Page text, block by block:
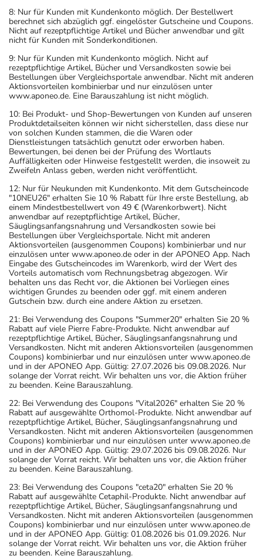
8: Nur für Kunden mit Kundenkonto möglich. Der Bestellwert
berechnet sich abzüglich ggf. eingelöster Gutscheine und Coupons.
Nicht auf rezeptpflichtige Artikel und Bücher anwendbar und gilt
nicht für Kunden mit Sonderkonditionen.
9: Nur für Kunden mit Kundenkonto möglich. Nicht auf
rezeptpflichtige Artikel, Bücher und Versandkosten sowie bei
Bestellungen über Vergleichsportale anwendbar. Nicht mit anderen
Aktionsvorteilen kombinierbar und nur einzulösen unter
www.aponeo.de. Eine Barauszahlung ist nicht möglich.
10: Bei Produkt- und Shop-Bewertungen von Kunden auf unseren
Produktdetailseiten können wir nicht sicherstellen, dass diese nur
von solchen Kunden stammen, die die Waren oder
Dienstleistungen tatsächlich genutzt oder erworben haben.
Bewertungen, bei denen bei der Prüfung des Wortlauts
Auffälligkeiten oder Hinweise festgestellt werden, die insoweit zu
Zweifeln Anlass geben, werden nicht veröffentlicht.
12: Nur für Neukunden mit Kundenkonto. Mit dem Gutscheincode
"10NEU26" erhalten Sie 10 % Rabatt für Ihre erste Bestellung, ab
einem Mindestbestellwert von 49 € (Warenkorbwert). Nicht
anwendbar auf rezeptpflichtige Artikel, Bücher,
Säuglingsanfangsnahrung und Versandkosten sowie bei
Bestellungen über Vergleichsportale. Nicht mit anderen
Aktionsvorteilen (ausgenommen Coupons) kombinierbar und nur
einzulösen unter www.aponeo.de oder in der APONEO App. Nach
Eingabe des Gutscheincodes im Warenkorb, wird der Wert des
Vorteils automatisch vom Rechnungsbetrag abgezogen. Wir
behalten uns das Recht vor, die Aktionen bei Vorliegen eines
wichtigen Grundes zu beenden oder ggf. mit einem anderen
Gutschein bzw. durch eine andere Aktion zu ersetzen.
21: Bei Verwendung des Coupons "Summer20" erhalten Sie 20 %
Rabatt auf viele Pierre Fabre-Produkte. Nicht anwendbar auf
rezeptpflichtige Artikel, Bücher, Säuglingsanfangsnahrung und
Versandkosten. Nicht mit anderen Aktionsvorteilen (ausgenommen
Coupons) kombinierbar und nur einzulösen unter www.aponeo.de
und in der APONEO App. Gültig: 27.07.2026 bis 09.08.2026. Nur
solange der Vorrat reicht. Wir behalten uns vor, die Aktion früher
zu beenden. Keine Barauszahlung.
22: Bei Verwendung des Coupons "Vital2026" erhalten Sie 20 %
Rabatt auf ausgewählte Orthomol-Produkte. Nicht anwendbar auf
rezeptpflichtige Artikel, Bücher, Säuglingsanfangsnahrung und
Versandkosten. Nicht mit anderen Aktionsvorteilen (ausgenommen
Coupons) kombinierbar und nur einzulösen unter www.aponeo.de
und in der APONEO App. Gültig: 29.07.2026 bis 09.08.2026. Nur
solange der Vorrat reicht. Wir behalten uns vor, die Aktion früher
zu beenden. Keine Barauszahlung.
23: Bei Verwendung des Coupons "ceta20" erhalten Sie 20 %
Rabatt auf ausgewählte Cetaphil-Produkte. Nicht anwendbar auf
rezeptpflichtige Artikel, Bücher, Säuglingsanfangsnahrung und
Versandkosten. Nicht mit anderen Aktionsvorteilen (ausgenommen
Coupons) kombinierbar und nur einzulösen unter www.aponeo.de
und in der APONEO App. Gültig: 01.08.2026 bis 01.09.2026. Nur
solange der Vorrat reicht. Wir behalten uns vor, die Aktion früher
zu beenden. Keine Barauszahlung.